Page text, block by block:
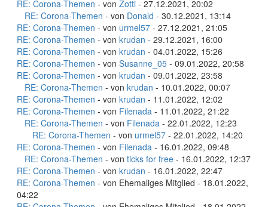
RE: Corona-Themen - von Zotti - 27.12.2021, 20:02
RE: Corona-Themen - von Donald - 30.12.2021, 13:14
RE: Corona-Themen - von urmel57 - 27.12.2021, 21:05
RE: Corona-Themen - von krudan - 29.12.2021, 16:00
RE: Corona-Themen - von krudan - 04.01.2022, 15:26
RE: Corona-Themen - von Susanne_05 - 09.01.2022, 20:58
RE: Corona-Themen - von krudan - 09.01.2022, 23:58
RE: Corona-Themen - von krudan - 10.01.2022, 00:07
RE: Corona-Themen - von krudan - 11.01.2022, 12:02
RE: Corona-Themen - von Filenada - 11.01.2022, 21:22
RE: Corona-Themen - von Filenada - 22.01.2022, 12:23
RE: Corona-Themen - von urmel57 - 22.01.2022, 14:20
RE: Corona-Themen - von Filenada - 16.01.2022, 09:48
RE: Corona-Themen - von ticks for free - 16.01.2022, 12:37
RE: Corona-Themen - von krudan - 16.01.2022, 22:47
RE: Corona-Themen - von Ehemaliges Mitglied - 18.01.2022,
04:22